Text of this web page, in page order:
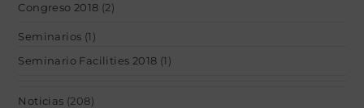
Congreso 2018 (2)
Seminarios (1)
Seminario Facilities 2018 (1)
Noticias (208)